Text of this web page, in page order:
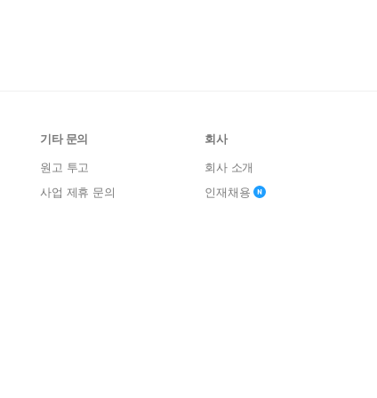
기타 문의
원고 투고
사업 제휴 문의
회사
회사 소개
인재채용